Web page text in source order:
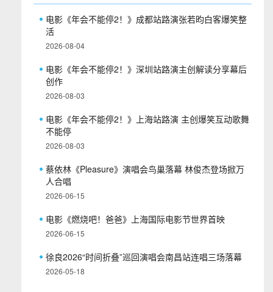
电影《年会不能停2！》成都站路演张若昀白客爆笑整
活
2026-08-04
电影《年会不能停2！》深圳站路演主创解读分享幕后
创作
2026-08-03
电影《年会不能停2！》上海站路演 主创爆笑互动歌舞
不能停
2026-08-03
蔡依林《Pleasure》演唱会鸟巢落幕 林俊杰登场掀万
人合唱
2026-06-15
电影《燃烧吧！爸爸》上海国际电影节世界首映
2026-06-15
徐良2026“时间折叠”巡回演唱会南昌站连唱三场落幕
2026-05-18